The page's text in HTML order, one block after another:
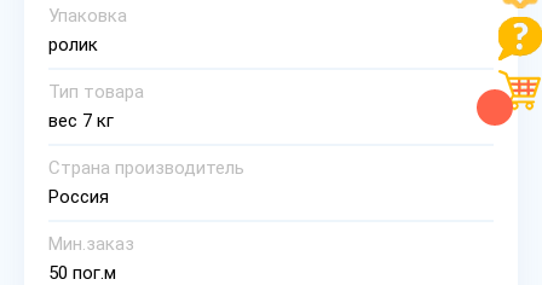
Упаковка
ролик
Тип товара
вес 7 кг
Страна производитель
Россия
Мин.заказ
50 пог.м